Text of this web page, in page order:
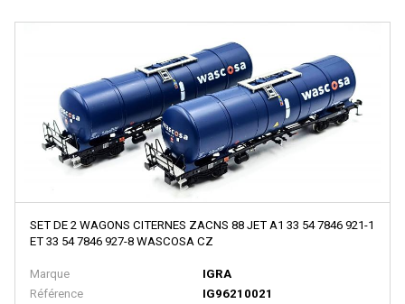
KADEE
KATO
KEY IMPORT
Kibri
KUEHN-MODELL
SET DE 2 WAGONS CITERNES ZACNS 88 JET A1 33 54 7846 921-1
ET 33 54 7846 927-8 WASCOSA CZ
Marque
IGRA
Référence
IG96210021